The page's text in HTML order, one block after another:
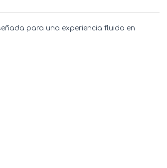
para una experiencia fluida en